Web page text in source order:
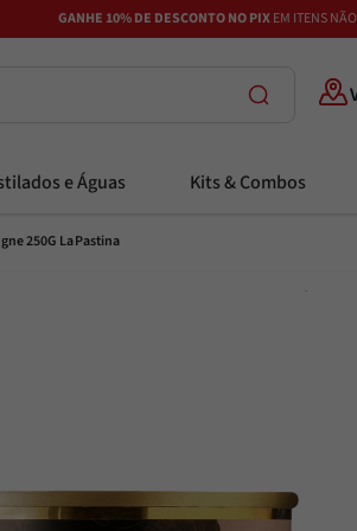
GANHE 10% DE DESCONTO NO PIXEM ITENS
e Águas Kits & Combos
250G La Pastina